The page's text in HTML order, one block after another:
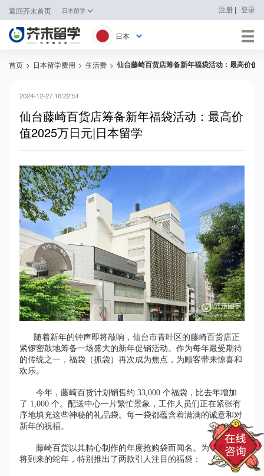
返回芥末首页 日本留学 注册 | 登录
日本
日本
英国
马来西亚
澳大利亚
中国香港
首页 > 日本留学费用 > 生活费 > 仙台藤崎百货店筹备新年福袋活动：最高价值
2024-12-27 16:22:51
仙台藤崎百货店筹备新年福袋活动：最高价
值2025万日元|日本留学
随着新年的钟声即将敲响，仙台市青叶区的藤崎百货店正
紧锣密鼓地筹备一场盛大的新年促销活动。作为每年最受期待
的传统之一，福袋（抓袋）再次成为焦点，为顾客带来惊喜和
欢乐。
今年，藤崎百货计划销售约 33,000 个福袋，比去年增加
了 1,000 个。配送中心一片繁忙景象，工作人员们正在紧张有
序地填充这些神秘的礼品袋。每一袋都蕴含着满满的诚意和对
新年的祝福。
藤崎百货以其精心制作的年度抢购袋而闻名。为了迎接即
将到来的蛇年，特别推出了两款引人注目的福袋：